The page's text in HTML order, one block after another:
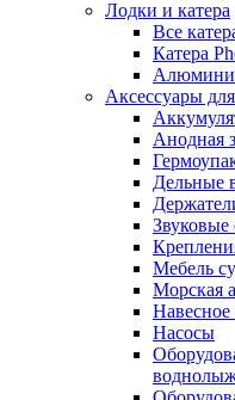
Лодки и катера
Все
Катера
Аксессуары
Анодная
Дельные
Мебель
Морская
Навесное
Насосы